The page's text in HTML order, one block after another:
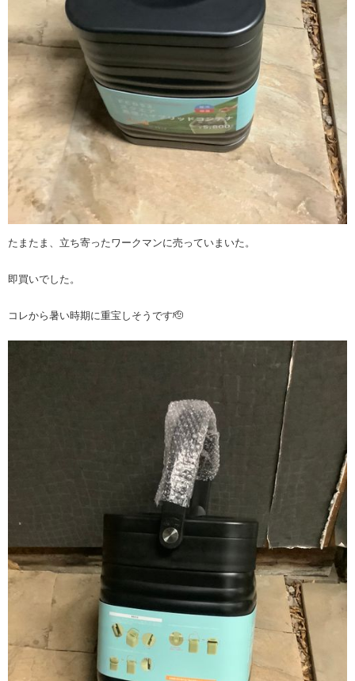
たまたま、立ち寄ったワークマンに売っていまいた。
即買いでした。
コレから暑い時期に重宝しそうです🫡